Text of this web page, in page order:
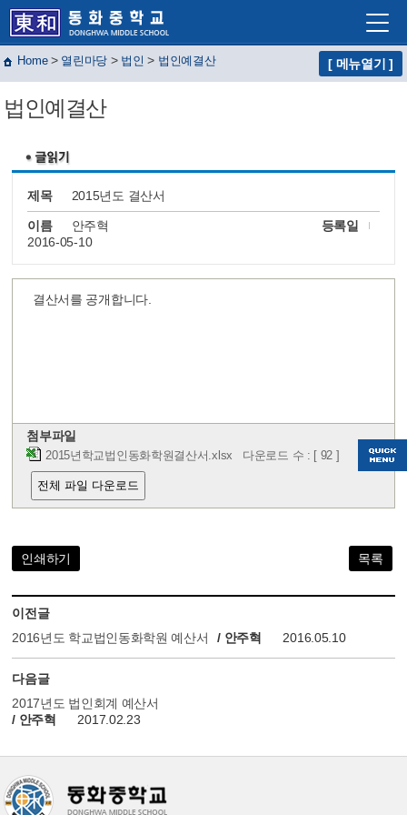
학교혁신
Home> 열린마당 > 법인 > 법인예결산 [ 메뉴열기 ]
법인예결산
제목 2015년도 결산서
이름 안주혁
등록일
2016-05-10
결산서를 공개합니다.
첨부파일
2015년학교법인동화학원결산서.xlsx 다운로드 수 : [ 92 ]
전체 파일 다운로드
인쇄하기 목록
이전글
2016년도 학교법인동화학원 예산서
/ 안주혁 2016.05.10
다음글
2017년도 법인회계 예산서
/ 안주혁
2017.02.23